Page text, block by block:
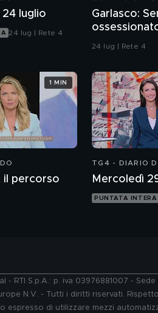
24 luglio
24 lug | Rete 4
Garlasco:
ragazzo
24 lug | Rete 4
il percorso
1 MIN
TG4 - DIARIO
Mercoledì
PUNTATA INTERA
- RTI S.p.A.: p. iva 03976881007 -
N.V. - Tutti i diritti riservati.
espresso di utilizzare mezzi